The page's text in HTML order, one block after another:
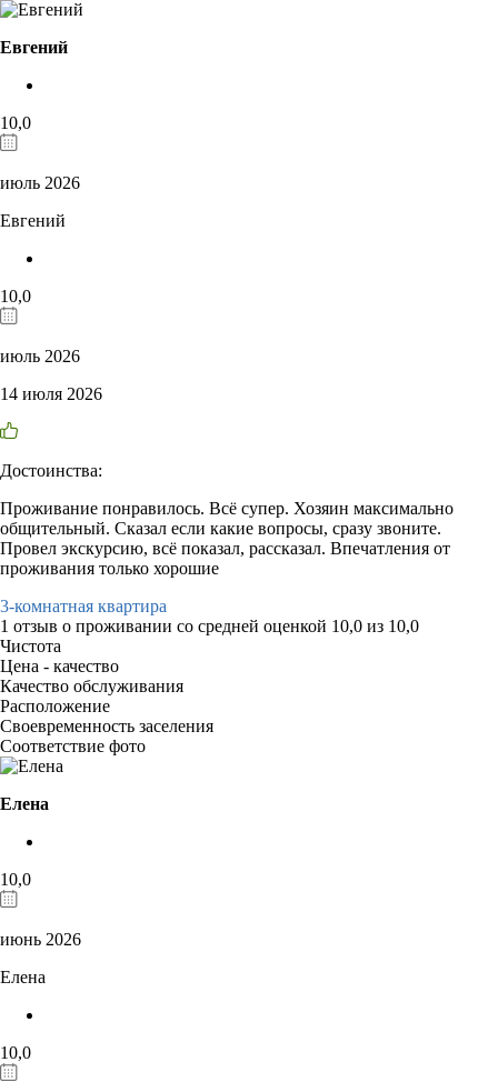
Евгений
10,0
июль 2026
Евгений
10,0
июль 2026
14 июля 2026
Достоинства:
Проживание понравилось. Всё супер. Хозяин максимально
общительный. Сказал если какие вопросы, сразу звоните.
Провел экскурсию, всё показал, рассказал. Впечатления от
проживания только хорошие
3-комнатная квартира
1 отзыв о проживании со средней оценкой 10,0 из 10,0
Чистота
Цена - качество
Качество обслуживания
Расположение
Своевременность заселения
Соответствие фото
Елена
10,0
июнь 2026
Елена
10,0